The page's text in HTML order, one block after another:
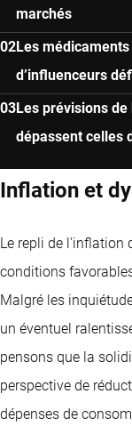
marchés
Les
d’influenceurs
Les prévisions
dépassent celles
Inflation et
Le repli de l’inflation
conditions
Malgré les
un éventuel
pensons que la
perspective de
dépenses de